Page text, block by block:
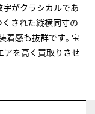
がクラシカルであ
された縦横同寸の
着感も抜群です｡ 宝
アを高く買取りさせ